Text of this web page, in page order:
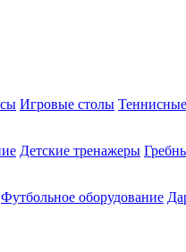
Игровые столы
Детские тренажеры
Футбольное оборудование